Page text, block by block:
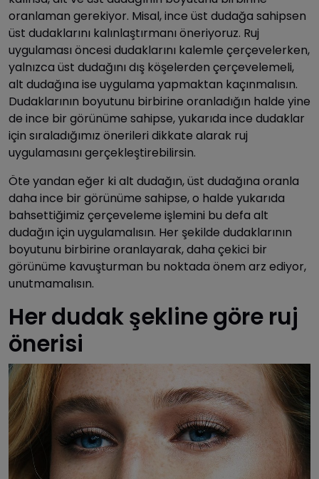
oranlaman gerekiyor. Misal, ince üst dudağa sahipsen
üst dudaklarını kalınlaştırmanı öneriyoruz. Ruj
uygulaması öncesi dudaklarını kalemle çerçevelerken,
yalnızca üst dudağını dış köşelerden çerçevelemeli,
alt dudağına ise uygulama yapmaktan kaçınmalısın.
Dudaklarının boyutunu birbirine oranladığın halde yine
de ince bir görünüme sahipse, yukarıda ince dudaklar
için sıraladığımız önerileri dikkate alarak ruj
uygulamasını gerçekleştirebilirsin.
Öte yandan eğer ki alt dudağın, üst dudağına oranla
daha ince bir görünüme sahipse, o halde yukarıda
bahsettiğimiz çerçeveleme işlemini bu defa alt
dudağın için uygulamalısın. Her şekilde dudaklarının
boyutunu birbirine oranlayarak, daha çekici bir
görünüme kavuşturman bu noktada önem arz ediyor,
unutmamalısın.
Her dudak şekline göre ruj
önerisi